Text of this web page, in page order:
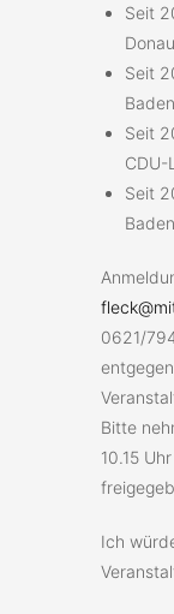
Seit
Donau
Seit
Seit
CDU-
Seit
0621/
Bitte
10.15
Ich